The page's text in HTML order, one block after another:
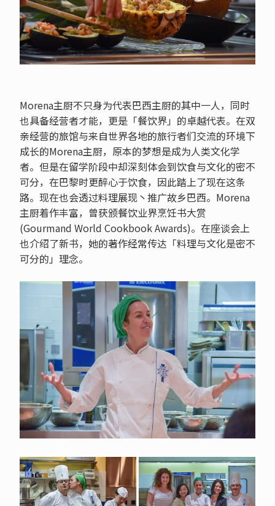
Morena主厨不只身为代表巴西主厨的其中一人，同时
也具备经营者才能，更是「餐饮界」的卓越代表。在双
亲经营的旅馆与来自世界各地的旅行者们交流的环境下
成长的Morena主厨，原本的梦想是成为人类文化学
者。但是在留学阶段中却深刻体会到饮食与文化的密不
可分，在巴黎时更醉心于饮食，因此踏上了现在这条
路。现在也会透过料理展现丶推广故乡巴西。Morena
主厨着作丰富，曾获颁餐饮业界烹饪书大赏
(Gourmand World Cookbook Awards)。在座谈会上
也介绍了新书，她的著作经常传达「料理与文化是密不
可分的」理念。